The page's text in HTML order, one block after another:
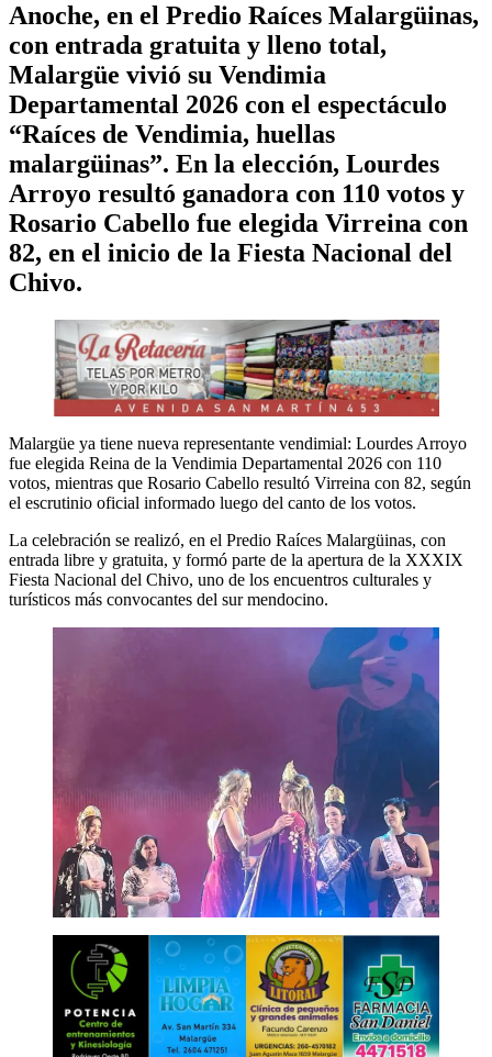
Anoche, en el Predio Raíces Malargüinas,
con entrada gratuita y lleno total,
Malargüe vivió su Vendimia
Departamental 2026 con el espectáculo
“Raíces de Vendimia, huellas
malargüinas”. En la elección, Lourdes
Arroyo resultó ganadora con 110 votos y
Rosario Cabello fue elegida Virreina con
82, en el inicio de la Fiesta Nacional del
Chivo.
Malargüe ya tiene nueva representante vendimial: Lourdes Arroyo
fue elegida Reina de la Vendimia Departamental 2026 con 110
votos, mientras que Rosario Cabello resultó Virreina con 82, según
el escrutinio oficial informado luego del canto de los votos.
La celebración se realizó, en el Predio Raíces Malargüinas, con
entrada libre y gratuita, y formó parte de la apertura de la XXXIX
Fiesta Nacional del Chivo, uno de los encuentros culturales y
turísticos más convocantes del sur mendocino.